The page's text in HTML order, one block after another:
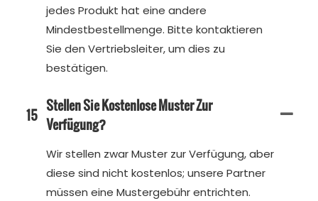
jedes Produkt hat eine andere
Mindestbestellmenge. Bitte kontaktieren
Sie den Vertriebsleiter, um dies zu
bestätigen.
15 Stellen Sie Kostenlose Muster Zur
Verfügung?
Wir stellen zwar Muster zur Verfügung, aber
diese sind nicht kostenlos; unsere Partner
müssen eine Mustergebühr entrichten.